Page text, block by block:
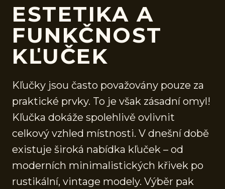
ESTETIKA A
FUNKČNOST
KĽUČEK
Kľučky jsou často považovány pouze za
praktické prvky. To je však zásadní omyl!
Kľučka dokáže spolehlivě ovlivnit
celkový vzhled místnosti. V dnešní době
existuje široká nabídka kľuček – od
moderních minimalistických křivek po
rustikální, vintage modely. Výběr pak